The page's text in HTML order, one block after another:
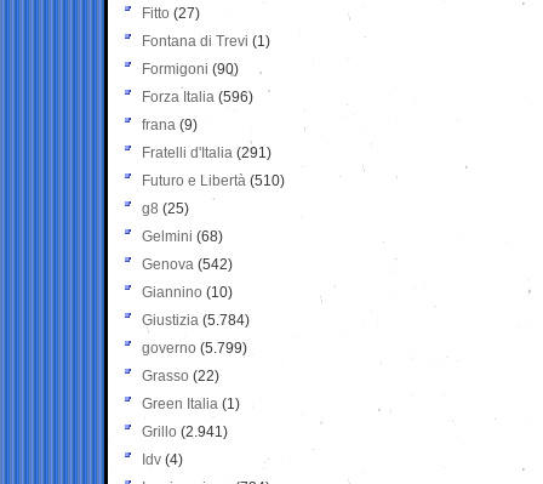
Fitto (27)
Fontana di Trevi (1)
Formigoni (90)
Forza Italia (596)
frana (9)
Fratelli d'Italia (291)
Futuro e Libertà (510)
g8 (25)
Gelmini (68)
Genova (542)
Giannino (10)
Giustizia (5.784)
governo (5.799)
Grasso (22)
Green Italia (1)
Grillo (2.941)
Idv (4)